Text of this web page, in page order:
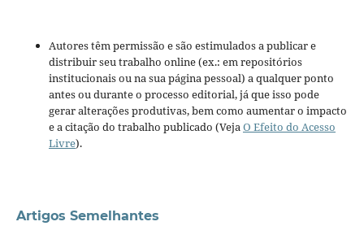
Autores têm permissão e são estimulados a publicar e
distribuir seu trabalho online (ex.: em repositórios
institucionais ou na sua página pessoal) a qualquer ponto
antes ou durante o processo editorial, já que isso pode
gerar alterações produtivas, bem como aumentar o impacto
e a citação do trabalho publicado (VejaO Efeito do Acesso
Livre).
Artigos Semelhantes